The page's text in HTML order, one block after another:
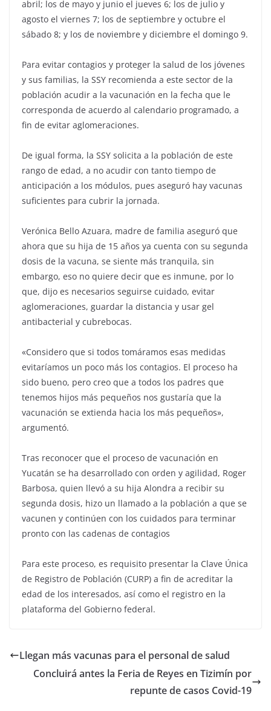
abril; los de mayo y junio el jueves 6; los de julio y
agosto el viernes 7; los de septiembre y octubre el
sábado 8; y los de noviembre y diciembre el domingo 9.
Para evitar contagios y proteger la salud de los jóvenes
y sus familias, la SSY recomienda a este sector de la
población acudir a la vacunación en la fecha que le
corresponda de acuerdo al calendario programado, a
fin de evitar aglomeraciones.
De igual forma, la SSY solicita a la población de este
rango de edad, a no acudir con tanto tiempo de
anticipación a los módulos, pues aseguró hay vacunas
suficientes para cubrir la jornada.
Verónica Bello Azuara, madre de familia aseguró que
ahora que su hija de 15 años ya cuenta con su segunda
dosis de la vacuna, se siente más tranquila, sin
embargo, eso no quiere decir que es inmune, por lo
que, dijo es necesarios seguirse cuidado, evitar
aglomeraciones, guardar la distancia y usar gel
antibacterial y cubrebocas.
«Considero que si todos tomáramos esas medidas
evitaríamos un poco más los contagios. El proceso ha
sido bueno, pero creo que a todos los padres que
tenemos hijos más pequeños nos gustaría que la
vacunación se extienda hacia los más pequeños»,
argumentó.
Tras reconocer que el proceso de vacunación en
Yucatán se ha desarrollado con orden y agilidad, Roger
Barbosa, quien llevó a su hija Alondra a recibir su
segunda dosis, hizo un llamado a la población a que se
vacunen y continúen con los cuidados para terminar
pronto con las cadenas de contagios
Para este proceso, es requisito presentar la Clave Única
de Registro de Población (CURP) a fin de acreditar la
edad de los interesados, así como el registro en la
plataforma del Gobierno federal.
Llegan más vacunas para el personal de salud
Concluirá antes la Feria de Reyes en Tizimín por
repunte de casos Covid-19